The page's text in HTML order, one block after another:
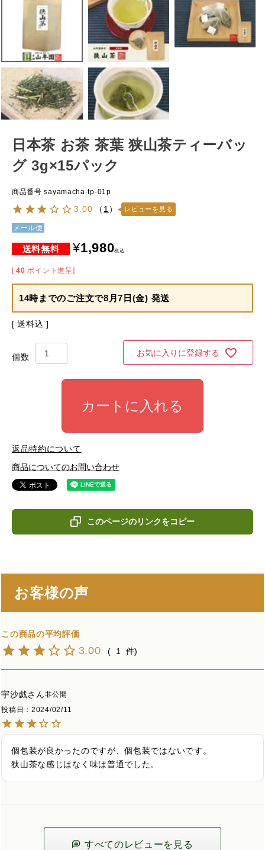
日本茶 お茶 茶葉 狭山茶ティーバッ
グ 3g×15パック
商品番号 sayamacha-tp-01p
3.00 （ 1） レビューを見る
メール便
¥1,980税込
[ 40 ポイント進呈]
14時までのご注文で8月7日(金) 発送
送料込
お気に入りに登録する
カートに入れる
返品特約について
商品についてのお問い合わせ
このページのリンクをコピー
お客様の声
3.00 1
宇沙戯
非公開
投稿日
2024/02/11
個包装が良かったのですが、個包装ではないです。
狭山茶な感じはなく味は普通でした。
すべてのレビューを見る